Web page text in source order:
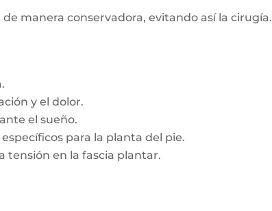
manera conservadora, evitando así la cirugía.
y el dolor.
el sueño.
para la planta del pie.
tensión en la fascia plantar.